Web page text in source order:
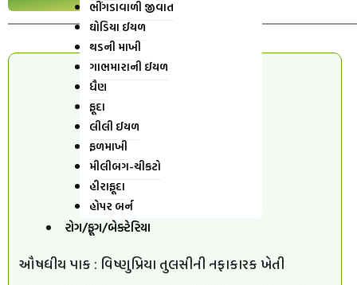
ભીંગડાવાળી જીવાત
ઘોડિયા ઈયળ
થડની માખી
ગાભમારાની ઈયળ
ધૈણ
ફૂદા
લીલી ઈયળ
ફળમાખી
મીલીબગ-ચીકટો
હીરાફૂદા
હોપર બર્ન
રોગ/ફૂગ/બેક્ટેરિયા
ઔષધીય પાક : વિષ્ણુપ્રિયા તુલસીની નફાકારક ખેતી